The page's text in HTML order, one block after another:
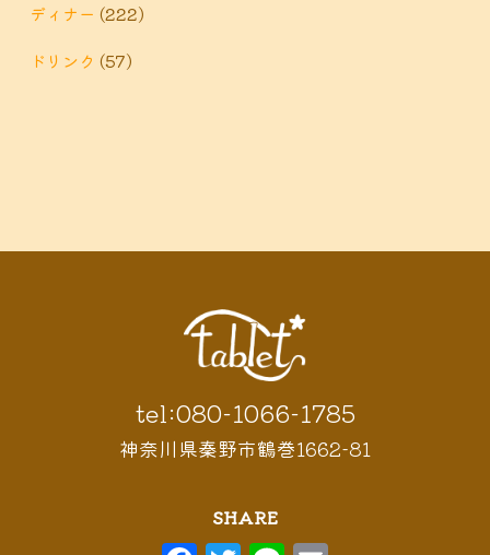
ディナー (222)
ドリンク (57)
tel:080-1066-1785
神奈川県秦野市鶴巻1662-81
SHARE